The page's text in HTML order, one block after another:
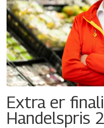
Extra er
Handelspris